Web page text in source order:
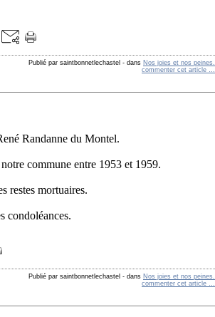
Publié par saintbonnetlechastel - dans Nos joies et nos peines.
commenter cet article
Randanne du Montel.
commune entre 1953 et 1959.
restes mortuaires.
condoléances.
Publié par saintbonnetlechastel - dans Nos joies et nos peines.
commenter cet article